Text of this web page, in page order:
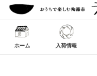
ホーム 入荷情報